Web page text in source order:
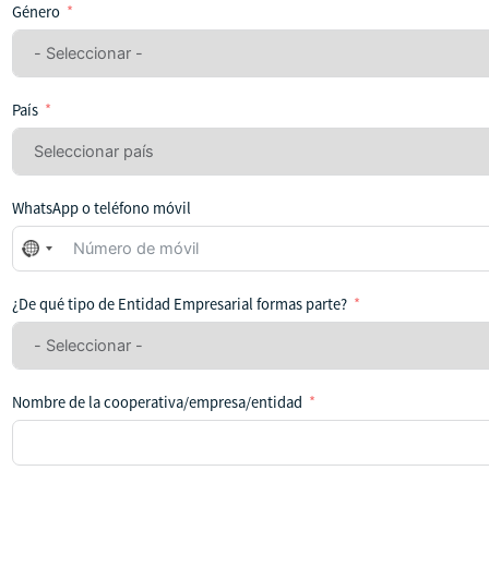
Género
País
WhatsApp o teléfono móvil
No
se
seleccionado
ningún
¿De qué tipo de Entidad Empresarial formas parte?
Nombre de la cooperativa/empresa/entidad